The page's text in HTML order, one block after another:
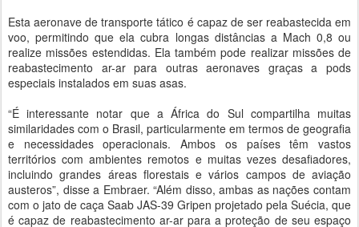
Esta aeronave de transporte tático é capaz de ser reabastecida em
voo, permitindo que ela cubra longas distâncias a Mach 0,8 ou
realize missões estendidas. Ela também pode realizar missões de
reabastecimento ar-ar para outras aeronaves graças a pods
especiais instalados em suas asas.
“É interessante notar que a África do Sul compartilha muitas
similaridades com o Brasil, particularmente em termos de geografia
e necessidades operacionais. Ambos os países têm vastos
territórios com ambientes remotos e muitas vezes desafiadores,
incluindo grandes áreas florestais e vários campos de aviação
austeros”, disse a Embraer. “Além disso, ambas as nações contam
com o jato de caça Saab JAS-39 Gripen projetado pela Suécia, que
é capaz de reabastecimento ar-ar para a proteção de seu espaço